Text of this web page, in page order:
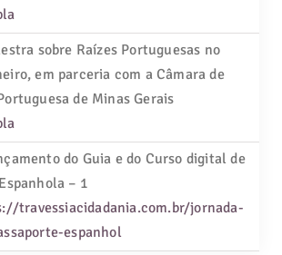
sobre Raízes Portuguesas no
em parceria com a Câmara de
de Minas Gerais
do Guia e do Curso digital de
– 1
travessiacidadania.com.br/jornada-
espanhol